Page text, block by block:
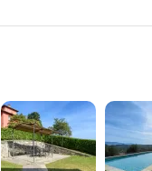
eleganza, la proprietà
bellissima piscina (5 x
distanza da Villa
offre agli ospiti
vini presso le cantine